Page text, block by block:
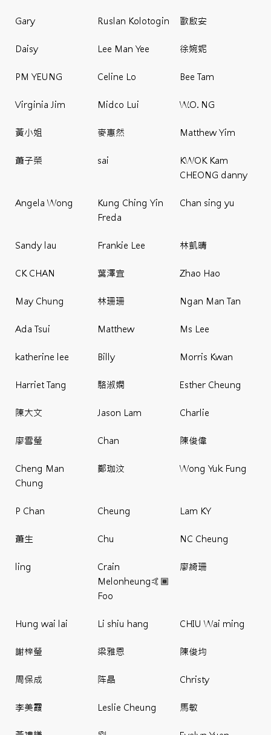
Gary Ruslan Kolotogin 歐啟安
Daisy Lee Man Yee 徐婉妮
PM YEUNG Celine Lo Bee Tam
Virginia Jim Midco Lui W.O. NG
黃小姐 麥惠然 Matthew Yim
蕭子榮 sai
KWOK Kam
CHEONG danny
Angela Wong
Kung Ching Yin
Freda
Chan sing yu
Sandy lau Frankie Lee 林凱晴
CK CHAN 葉澤宜 Zhao Hao
May Chung 林珊珊 Ngan Man Tan
Ada Tsui Matthew Ms Lee
katherine lee Billy Morris Kwan
Harriet Tang 駱淑嫻 Esther Cheung
陳大文 Jason Lam Charlie
廖雪瑩 Chan 陳俊偉
Cheng Man
Chung
鄭珈汶 Wong Yuk Fung
P Chan Cheung Lam KY
蕭生 Chu NC Cheung
ling
Crain
Melonheung🤙🏾
Foo
廖綺珊
Hung wai lai Li shiu hang CHIU Wai ming
謝梓瑩 梁雅恩 陳俊均
周保成 阵晶 Christy
李美霞 Leslie Cheung 馬敏